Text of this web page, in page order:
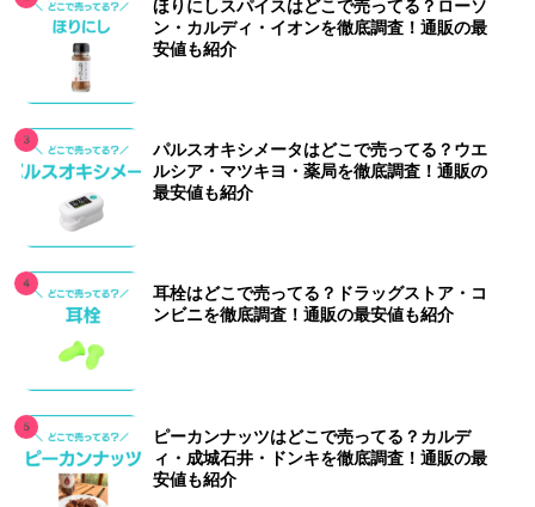
ほりにしスパイスはどこで売ってる？ローソ
ン・カルディ・イオンを徹底調査！通販の最
安値も紹介
パルスオキシメータはどこで売ってる？ウエ
ルシア・マツキヨ・薬局を徹底調査！通販の
最安値も紹介
耳栓はどこで売ってる？ドラッグストア・コ
ンビニを徹底調査！通販の最安値も紹介
ピーカンナッツはどこで売ってる？カルデ
ィ・成城石井・ドンキを徹底調査！通販の最
安値も紹介